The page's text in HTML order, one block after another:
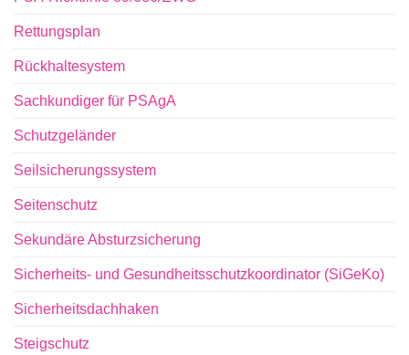
Rettungsplan
Rückhaltesystem
Sachkundiger für PSAgA
Schutzgeländer
Seilsicherungssystem
Seitenschutz
Sekundäre Absturzsicherung
Sicherheits- und Gesundheitsschutzkoordinator (SiGeKo)
Sicherheitsdachhaken
Steigschutz